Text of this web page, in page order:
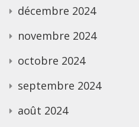
décembre 2024
novembre 2024
octobre 2024
septembre 2024
août 2024